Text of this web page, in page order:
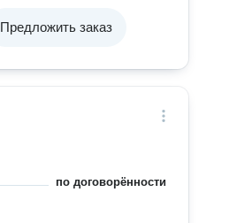
Предложить заказ
по договорённости